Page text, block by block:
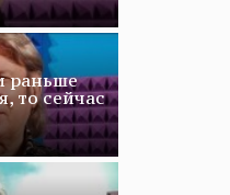
раньше
то сейчас